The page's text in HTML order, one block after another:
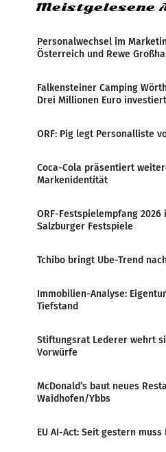
Meistgelesene
Personalwechsel im
Österreich und Rewe
Falkensteiner Camping
Drei Millionen Euro investiert
ORF: Pig legt Personalliste
Coca-Cola präsentiert
Markenidentität
ORF-Festspielempfang 2026
Salzburger Festspiele
Tchibo bringt Ube-Trend
Immobilien-Analyse:
Tiefstand
Stiftungsrat Lederer wehrt
Vorwürfe
McDonald’s baut neues
Waidhofen/Ybbs
EU AI-Act: Seit gestern